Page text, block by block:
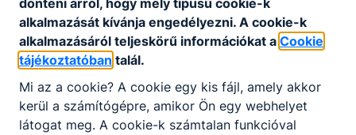
valamely szakmára ráépülő vagy egyéb speciális
tartalmú szakmai képzés keretében
megszerezhető – szakképesítések alkotják.
A szakmai képzés befejezése után a képzésben
részt vevő akkreditált vizsgaközpontban képesítő
vizsgát tehet.
dönteni arról, hogy mely típusú cookie-k
alkalmazását kívánja engedélyezni. A cookie-k
alkalmazásáról teljeskörű információkat a Cookie
tájékoztatóban talál.
Mi az a cookie? A cookie egy kis fájl, amely akkor
kerül a számítógépre, amikor Ön egy webhelyet
látogat meg. A cookie-k számtalan funkcióval